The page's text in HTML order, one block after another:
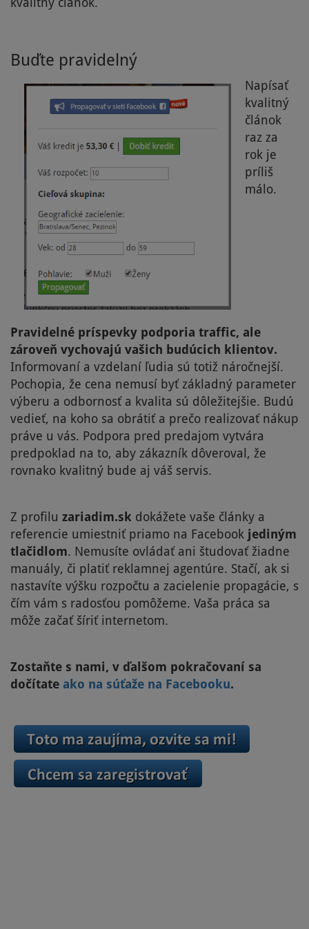
Buďte pravidelný
Napísať
kvalitný
článok
raz za
rok je
príliš
málo.
Pravidelné príspevky podporia traffic, ale
zároveň vychovajú vašich budúcich klientov.
Informovaní a vzdelaní ľudia sú totiž náročnejší.
Pochopia, že cena nemusí byť základný parameter
výberu a odbornosť a kvalita sú dôležitejšie. Budú
vedieť, na koho sa obrátiť a prečo realizovať nákup
práve u vás. Podpora pred predajom vytvára
predpoklad na to, aby zákazník dôveroval, že
rovnako kvalitný bude aj váš servis.
Z profilu zariadim.sk dokážete vaše články a
referencie umiestniť priamo na Facebook jediným
tlačidlom. Nemusíte ovládať ani študovať žiadne
manuály, či platiť reklamnej agentúre. Stačí, ak si
nastavíte výšku rozpočtu a zacielenie propagácie, s
čím vám s radosťou pomôžeme. Vaša práca sa
môže začať šíriť internetom.
Zostaňte s nami, v ďalšom pokračovaní sa
dočítate ako na súťaže na Facebooku.